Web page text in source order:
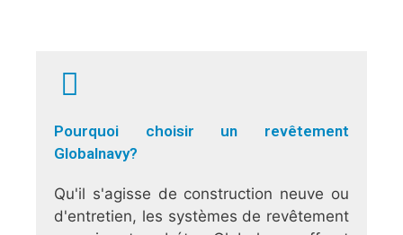
Pourquoi choisir un revêtement
Globalnavy?
Qu'il s'agisse de construction neuve ou
d'entretien, les systèmes de revêtement